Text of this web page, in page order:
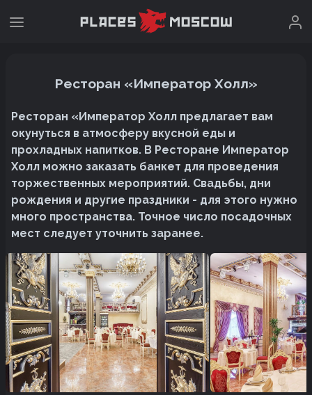
Ресторан «Император Холл»
Ресторан «Император Холл предлагает вам
окунуться в атмосферу вкусной еды и
прохладных напитков. В Ресторане Император
Холл можно заказать банкет для проведения
торжественных мероприятий. Свадьбы, дни
рождения и другие праздники - для этого нужно
много пространства. Точное число посадочных
мест следует уточнить заранее.